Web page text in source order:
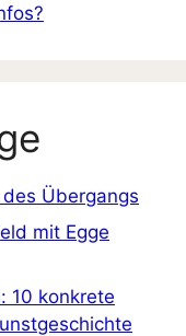
Übergangs
mit Egge
10 konkrete